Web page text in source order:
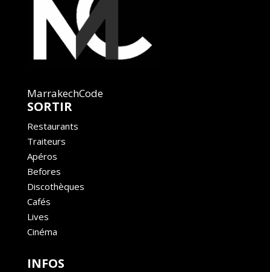
MarrakechCode
SORTIR
Restaurants
Traiteurs
Apéros
Befores
Discothèques
Cafés
Lives
Cinéma
INFOS